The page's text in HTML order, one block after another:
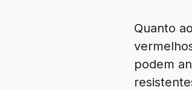
Quanto
podem